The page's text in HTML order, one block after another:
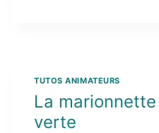
PASSER
TUTOS ANIMATEURS
La
verte